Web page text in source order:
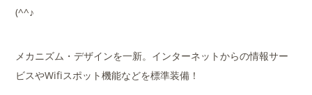
(^^♪
メカニズム・デザインを一新。インターネットからの情報サー
ビスやWifiスポット機能などを標準装備！